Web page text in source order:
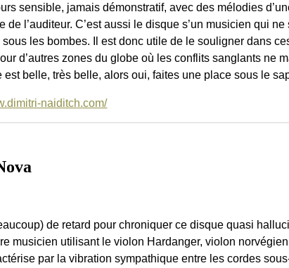
sensible, jamais démonstratif, avec des mélodies
de l’auditeur. C’est aussi le disque s’un musicien qui
les bombes. Il est donc utile de le souligner dans
d’autres zones du globe où les conflits sanglants ne
est belle, très belle, alors oui, faites une place sous le
naiditch.com/
de retard pour chroniquer ce disque quasi
musicien utilisant le violon Hardanger, violon
par la vibration sympathique entre les cordes